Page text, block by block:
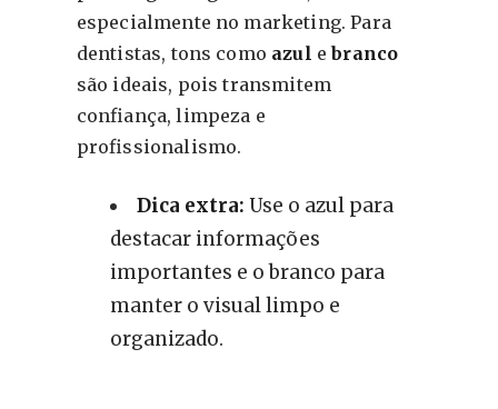
especialmente no marketing. Para
dentistas, tons como azul ebranco
são ideais, pois transmitem
confiança, limpeza e
profissionalismo.
Dica extra: Use o azul para
destacar informações
importantes e o branco para
manter o visual limpo e
organizado.